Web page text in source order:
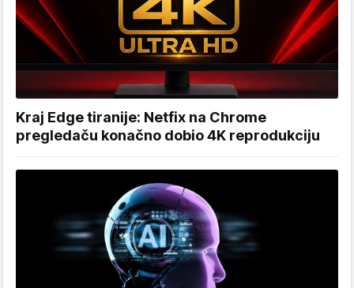
Kraj Edge tiranije: Netfix na Chrome
pregledaču konačno dobio 4K reprodukciju